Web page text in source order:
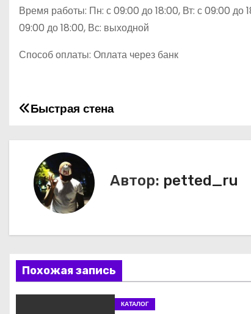
Время работы: Пн: с 09:00 до 18:00, Вт: с 09:00 до
09:00 до 18:00, Вс: выходной
Способ оплаты: Оплата через банк
Н
а
а
ц
и
Быстрая стена
Автор: petted_ru
Похожая запись
КАТАЛОГ